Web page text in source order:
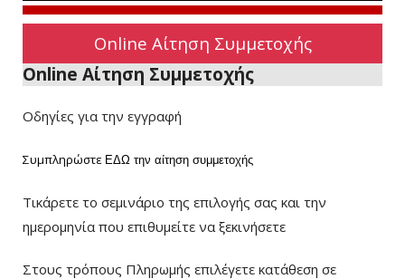
Online Αίτηση Συμμετοχής
Online Αίτηση Συμμετοχής
Οδηγίες για την εγγραφή
Συμπληρώστε ΕΔΩ την αίτηση συμμετοχής
Τικάρετε το σεμινάριο της επιλογής σας και την
ημερομηνία που επιθυμείτε να ξεκινήσετε
Στους τρόπους Πληρωμής επιλέγετε κατάθεση σε